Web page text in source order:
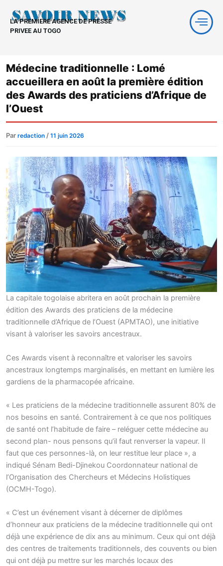
contenu
LA PREMIERE AGENCE DE PRESSE
PRIVEE AU TOGO
Médecine traditionnelle : Lomé
accueillera en août la première édition
des Awards des praticiens d’Afrique de
l’Ouest
Par redaction / 11 juin 2026
La capitale togolaise abritera en août prochain la première
édition des Awards des praticiens de la médecine
traditionnelle d’Afrique de l’Ouest (APMTAO), une initiative
visant à valoriser les savoirs ancestraux.
Ces Awards visent à reconnaître et valoriser les savoirs
ancestraux longtemps marginalisés, en mettant en lumière les
gardiens de la pharmacopée africaine.
« Les praticiens de la médecine traditionnelle assurent 80% de
nos besoins en santé. Contrairement à ce que nos politiques
de santé ont l’habitude de faire – reléguer cette médecine au
second plan- nous pensons qu’il faut renverser la vapeur. Il
faut que ces personnes-là, on leur restitue leur place », a
indiqué Sénam Bedi-Djinekou Coordonnateur national de
l’Organisation des Chercheurs et Médecins Holistiques
(OCMH-Togo).
« C’est un événement visant à décerner de diplômes
d’honneur aux praticiens de la médecine traditionnelle qui ont
déjà une expérience de dix ans au minimum. Ceux qui ont déjà
des centres de traitements traditionnels, des couvents ou bien
qui ont déjà pu mettre sur les marchés locaux des